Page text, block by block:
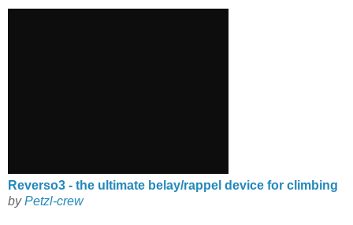
Reverso3 - the ultimate belay/rappel device for climbing
byPetzl-crew